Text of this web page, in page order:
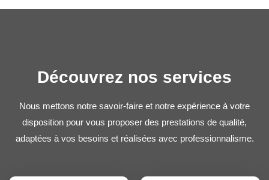
Découvrez nos services
Nous mettons notre savoir-faire et notre expérience à votre
disposition pour vous proposer des prestations de qualité,
adaptées à vos besoins et réalisées avec professionnalisme.